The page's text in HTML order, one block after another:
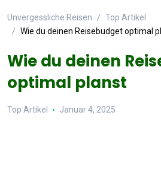
Unvergessliche Reisen
Top Artikel
Wie du deinen Reisebudget optimal
Wie du deinen
optimal planst
Top Artikel Januar 4, 2025